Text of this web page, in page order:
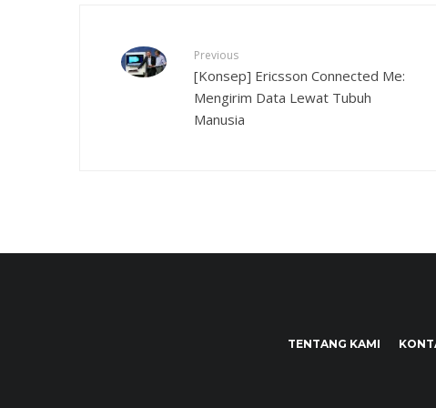
Previous
[Konsep] Ericsson Connected Me:
Mengirim Data Lewat Tubuh
Manusia
TENTANG KAMI